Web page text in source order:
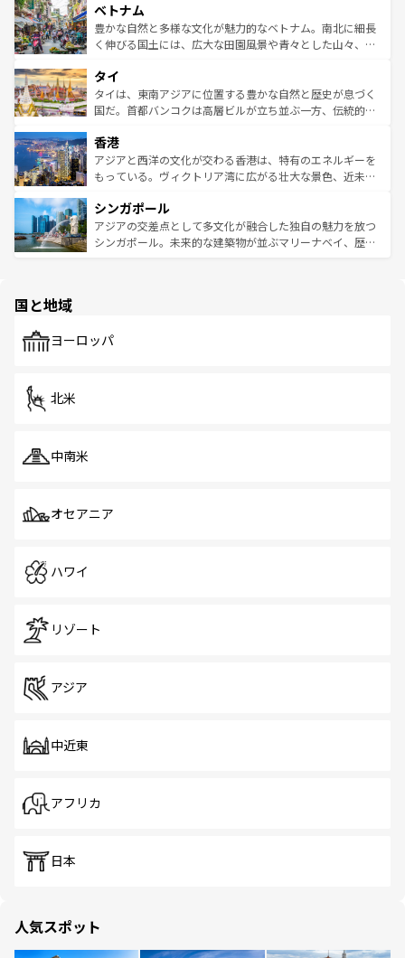
参照してほしい。
容にもいいと評判のスイーツなど、バラエティ豊かな料理
が味わえる。 なお、新着の台湾情報は コンテンツ一覧を参
照してほしい。
き、地方に足を延ばせば四季折々の自然美を楽しむことが
できる。そして、キムチや焼肉、絶品のストリートフード
まで、さまざまな韓国料理が待っている。夜には、韓国な
リティに包まれながら、韓国の多彩な魅力を心ゆくまで味
わってみてほしい。 なお、新着の韓国情報はコンテンツ一
覧を参照してほしい。
ベトナム
豊かな自然と多様な文化が魅力的なベトナム。南北に細長
く伸びる国土には、広大な田園風景や青々とした山々、世
急速な発展と共に伝統が息づく。ハノイの古い町並みやホ
ーチミン市のフランス統治時代の建物も、独特の雰囲気を
醸し出している。また、バラエティの豊かさとおいしさで
とつ。フォーやバインミー、ベトナムコーヒーなどは、ぜ
ひ現地で味わいたい。どの地域を訪れてもあたたかい人々
が旅行者を迎えてくれるので、きっと忘れられない旅にな
参照してほしい。
タイ
タイは、東南アジアに位置する豊かな自然と歴史が息づく
国だ。首都バンコクは高層ビルが立ち並ぶ一方、伝統的な
の活気が交差している。北部ではチェンマイなどの山岳地
帯で自然と触れ合い、南部ではプーケットやクラビの美し
いビーチでリゾート気分を楽しむことができる。タイ料理
激する。気候は一年中温暖で、どの季節にも異なる楽しみ
が待っている。親しみやすいタイの人々、仏教を中心とし
た文化、そして多様な観光資源が、訪れる旅人を魅了し続
香港
アジアと西洋の文化が交わる香港は、特有のエネルギーを
もっている。ヴィクトリア湾に広がる壮大な景色、近未来
み、どこを訪れても感動するはず。観光スポットが密集し
ており、効率よく見どころを回れるのも魅力。息をのむよ
うな絶景から文化的な体験まで、香港を存分に楽しみ尽く
シンガポール
アジアの交差点として多文化が融合した独自の魅力を放つ
シンガポール。未来的な建築物が並ぶマリーナベイ、歴史
で、ホーカーズは地元の風情を楽しめる外せないスポット
国と地域
ヨーロッパ
北米
中南米
オセアニア
ハワイ
リゾート
アジア
中近東
アフリカ
日本
人気スポット